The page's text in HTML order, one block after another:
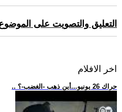
التعليق والتصويت على
اخر الافلام
.. حراك 26 يونيو...أين ذهب -الغضب-؟